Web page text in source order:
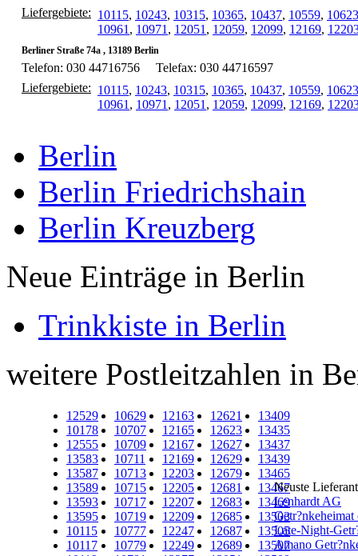
Liefergebiete: 10115, 10243, 10315, 10365, 10437, 10559, 10623
10961 , 10971 , 12051 , 12059, 12099, 12169,
Berliner Straße 74a , 13189 Berlin
Telefon: 030 44716756
Telefax: 030 44716597
Liefergebiete: 10115, 10243, 10315, 10365, 10437, 10559, 10623
10961 , 10971 , 12051 , 12059, 12099, 12169,
Berlin
Berlin Friedrichshain
Berlin Kreuzberg
Neue Einträge in Berlin
Trinkkiste in Berlin
weitere Postleitzahlen in
12529
10178
12555
13583
13587
13589
13593
13595
10115
10117
10629
10707
10709
10711
10713
10715
10717
10719
10777
10779
12163
12165
12167
12169
12203
12205
12207
12209
12247
12249
12621
12623
12627
12629
12679
12681
12683
12685
12687
12689
13409
13435
13437
13439
13465
13467
13469
13503
13505
13507
Neuste
Lenhardt AG
Late-Night-
Amano